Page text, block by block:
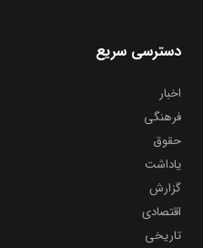
دسترسی سریع
اخبار
فرهنگی
حقوق
یاداشت
گزارش
اقتصادی
تاریخی